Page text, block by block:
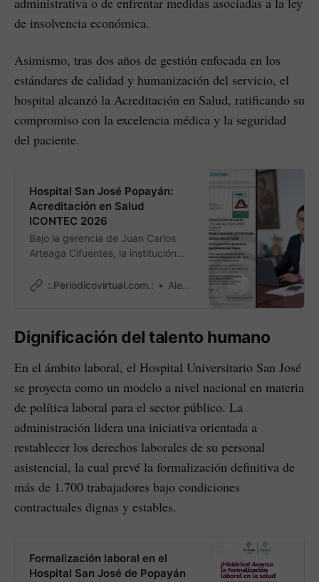
de insolvencia económica.
Asimismo, tras dos años de gestión enfocada en los
estándares de calidad y humanización del servicio, el
hospital alcanzó la Acreditación en Salud, ratificando su
compromiso con la excelencia médica y la seguridad
del paciente.
Hospital San José Popayán:
Acreditación en Salud
ICONTEC 2026
Bajo la gerencia de Juan Carlos
Arteaga Cifuentes, la institución
calidad del país, garantizando
Nariño.
:.Periodicovirtual.com.: Alexander Casas Prado
Dignificación del talento humano
En el ámbito laboral, el Hospital Universitario San José
se proyecta como un modelo a nivel nacional en materia
de política laboral para el sector público. La
administración lidera una iniciativa orientada a
restablecer los derechos laborales de su personal
asistencial, la cual prevé la formalización definitiva de
más de 1.700 trabajadores bajo condiciones
contractuales dignas y estables.
Formalización laboral en el
Hospital San José de Popayán